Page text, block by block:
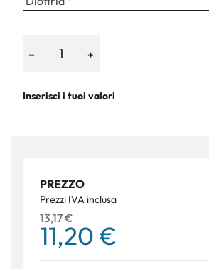
− +
Inserisci i tuoi valori
PREZZO
Prezzi IVA inclusa
13,17 €
11,20 €